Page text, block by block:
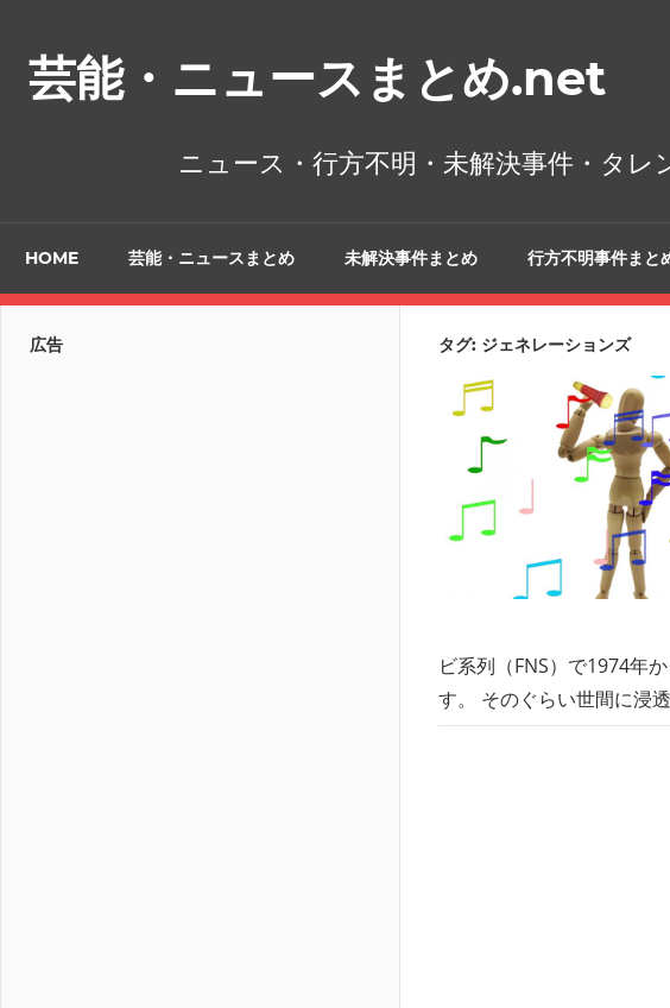
芸能・ニュースまとめ.net
ニュース・行方不明・未解決事件・タ
HOME 芸能・ニュースまとめ 未解決事件まとめ 行方不明事件まと
タグ: ジェネレーションズ
ビ系列（FNS）で1974年
す。 そのぐらい世間に浸
広告